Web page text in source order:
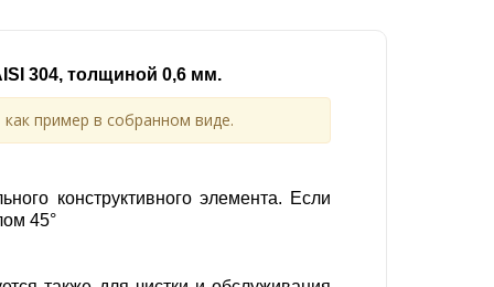
304, толщиной 0,6 мм.
пример в собранном виде.
конструктивного элемента. Если
45°